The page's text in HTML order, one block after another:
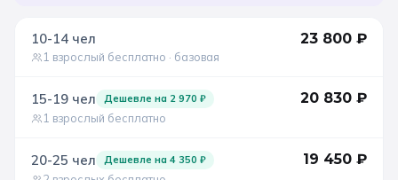
10-14 чел
1 взрослый бесплатно · базовая
23 800 ₽
15-19 чел Дешевле на 2 970 ₽
1 взрослый бесплатно
20 830 ₽
20-25 чел Дешевле на 4 350 ₽ 19 450 ₽